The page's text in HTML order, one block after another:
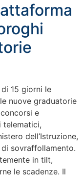
15 giorni le
nuove graduatorie
e
telematici,
dell’Istruzione,
sovraffollamento.
in tilt,
le scadenze. Il